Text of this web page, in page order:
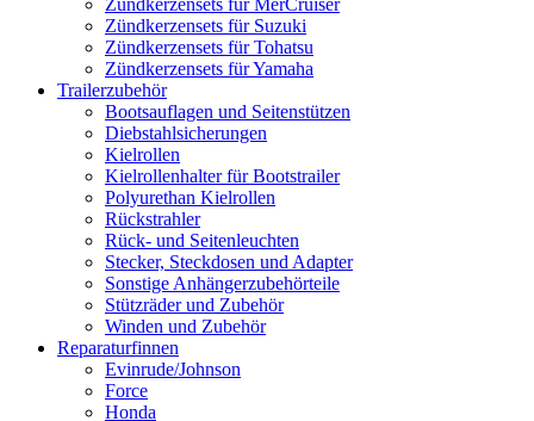
Zündkerzensets für MerCruiser
Zündkerzensets für Suzuki
Zündkerzensets für Tohatsu
Zündkerzensets für Yamaha
Trailerzubehör
Bootsauflagen und Seitenstützen
Diebstahlsicherungen
Kielrollen
Kielrollenhalter für Bootstrailer
Polyurethan Kielrollen
Rückstrahler
Rück- und Seitenleuchten
Stecker, Steckdosen und Adapter
Sonstige Anhängerzubehörteile
Stützräder und Zubehör
Winden und Zubehör
Reparaturfinnen
Evinrude/Johnson
Force
Honda